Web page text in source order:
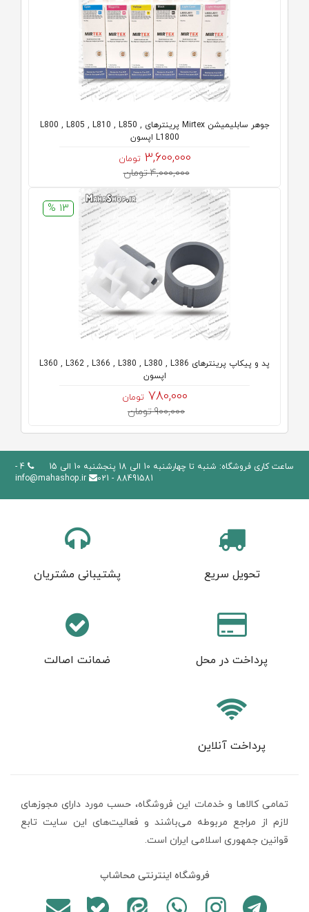
جوهر سابلیمیشن Mirtex پرینترهای L800 , L805 , L810 , L850 ,
L1800 اپسون
3,600,000 تومان
4,000,000 تومان
13 %
پد و پیکاپ پرینترهای L360 , L362 , L366 , L380 , L380 , L386
اپسون
780,000 تومان
900,000 تومان
ساعت کاری فروشگاه: شنبه تا چهارشنبه 10 الی 18 پنجشنبه 10 الی 15
4 -
88491581 - 021
info@mahashop.ir
تحویل سریع پشتیبانی مشتریان
پرداخت در محل ضمانت اصالت
پرداخت آنلاین
تمامی كالاها و خدمات اين فروشگاه، حسب مورد دارای مجوزهای
لازم از مراجع مربوطه می‌باشند و فعاليت‌های اين سايت تابع
قوانين جمهوری اسلامی ایران است.
فروشگاه اینترنتی محاشاپ